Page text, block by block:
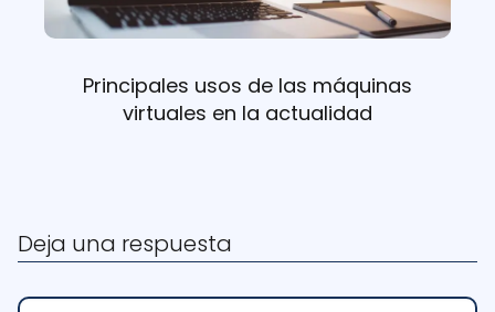
Principales usos de las máquinas
virtuales en la actualidad
Deja una respuesta